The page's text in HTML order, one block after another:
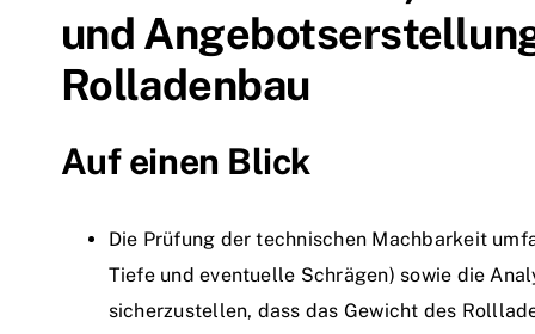
und
Rolladenbau
Auf einen Blick
Die Prüfung der technischen Machbarkeit
Tiefe und eventuelle Schrägen) sowie die
sicherzustellen, dass das Gewicht des